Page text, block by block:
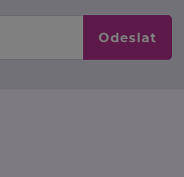
Odeslat